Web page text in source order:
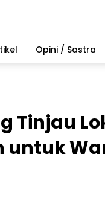
Opini / Sastra
Tinjau
untuk